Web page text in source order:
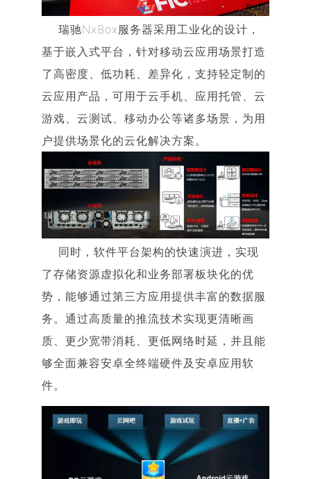
瑞驰NxBox服务器采用工业化的设计，
基于嵌入式平台，针对移动云应用场景打造
了高密度、低功耗、差异化，支持轻定制的
云应用产品，可用于云手机、应用托管、云
游戏、云测试、移动办公等诸多场景，为用
户提供场景化的云化解决方案。
同时，软件平台架构的快速演进，实现
了存储资源虚拟化和业务部署板块化的优
势，能够通过第三方应用提供丰富的数据服
务。通过高质量的推流技术实现更清晰画
质、更少宽带消耗、更低网络时延，并且能
够全面兼容安卓全终端硬件及安卓应用软
件。